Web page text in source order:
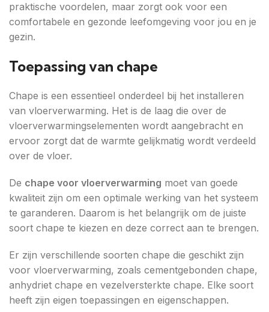
praktische voordelen, maar zorgt ook voor een
comfortabele en gezonde leefomgeving voor jou en je
gezin.
Toepassing van chape
Chape is een essentieel onderdeel bij het installeren
van vloerverwarming. Het is de laag die over de
vloerverwarmingselementen wordt aangebracht en
ervoor zorgt dat de warmte gelijkmatig wordt verdeeld
over de vloer.
De chape voor vloerverwarming moet van goede
kwaliteit zijn om een optimale werking van het systeem
te garanderen. Daarom is het belangrijk om de juiste
soort chape te kiezen en deze correct aan te brengen.
Er zijn verschillende soorten chape die geschikt zijn
voor vloerverwarming, zoals cementgebonden chape,
anhydriet chape en vezelversterkte chape. Elke soort
heeft zijn eigen toepassingen en eigenschappen.